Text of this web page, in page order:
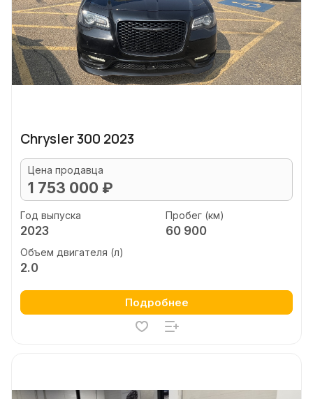
Chrysler 300 2023
Цена продавца
1 753 000 ₽
Год выпуска
2023
Пробег (км)
60 900
Объем двигателя (л)
2.0
Подробнее